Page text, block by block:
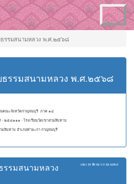
Toggle
navigation
รรมสนามหลวง พ.ศ.๒๕๖๘
ธรรมสนามหลวง พ.ศ.๒๕๖๘
นคณะจังหวัดกาญจนบุรี ภาค ๑๔
- ๒๕๘๑๑๑ - โรงเรียนวัดเขาสามสิบหาบ
มสิบหาบ อำเภอท่ามะกา กาญจนบุรี
แสดง 51 ถึง 53 จาก 53 ผลลัพธ์
รรมสนามหลวง